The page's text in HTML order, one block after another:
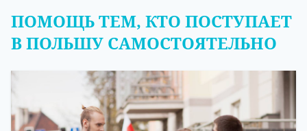
ПОМОЩЬ ТЕМ, КТО ПОСТУПАЕТ
В ПОЛЬШУ САМОСТОЯТЕЛЬНО